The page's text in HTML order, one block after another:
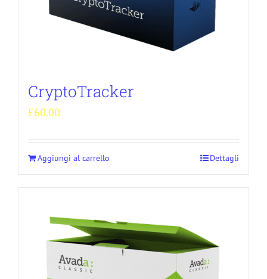
CryptoTracker
£60.00
Aggiungi al carrello Dettagli